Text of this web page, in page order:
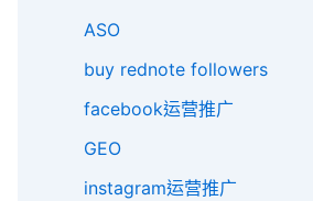
ASO
buy rednote followers
facebook运营推广
GEO
instagram运营推广